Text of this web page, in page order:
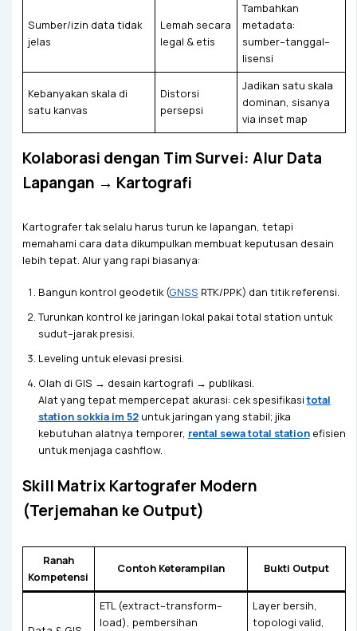
Sumber/izin data tidak
jelas
Lemah secara
legal & etis
Tambahkan
metadata:
sumber–tanggal–
lisensi
Kebanyakan skala di
satu kanvas
Distorsi
persepsi
Jadikan satu skala
dominan, sisanya
via inset map
Kolaborasi dengan Tim Survei: Alur Data
Lapangan → Kartografi
Kartografer tak selalu harus turun ke lapangan, tetapi
memahami cara data dikumpulkan membuat keputusan desain
lebih tepat. Alur yang rapi biasanya:
Bangun kontrol geodetik (GNSS RTK/PPK) dan titik referensi.
Turunkan kontrol ke jaringan lokal pakai total station untuk
sudut–jarak presisi.
Leveling untuk elevasi presisi.
Olah di GIS → desain kartografi → publikasi.
Alat yang tepat mempercepat akurasi: cek spesifikasitotal
station sokkia im 52untuk jaringan yang stabil; jika
kebutuhan alatnya temporer, rental sewa total stationefisien
untuk menjaga cashflow.
Skill Matrix Kartografer Modern
(Terjemahan ke Output)
Ranah
Kompetensi
Contoh Keterampilan Bukti Output
ETL (extract–transform–
load), pembersihan
Layer bersih,
topologi valid,